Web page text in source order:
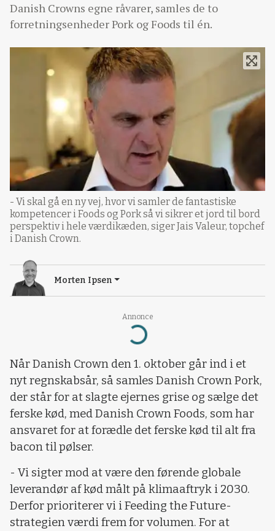
Annonce
Loading...
Danish Crowns egne råvarer, samles de to
forretningsenheder Pork og Foods til én.
- Vi skal gå en ny vej, hvor vi samler de fantastiske
kompetencer i Foods og Pork så vi sikrer et jord til bord
perspektiv i hele værdikæden, siger Jais Valeur, topchef
i Danish Crown.
Morten Ipsen
Når Danish Crown den 1. oktober går ind i et
nyt regnskabsår, så samles Danish Crown Pork,
der står for at slagte ejernes grise og sælge det
ferske kød, med Danish Crown Foods, som har
ansvaret for at forædle det ferske kød til alt fra
bacon til pølser.
- Vi sigter mod at være den førende globale
leverandør af kød målt på klimaaftryk i 2030.
Derfor prioriterer vi i Feeding the Future-
strategien værdi frem for volumen. For at